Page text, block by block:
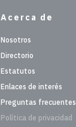
Acerca de
Nosotros
Directorio
Estatutos
Enlaces de interés
Preguntas frecuentes
Política de privacidad